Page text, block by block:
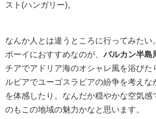
スト(ハンガリー)。
なんか人とは違うところに行ってみたい
ボーイにおすすめなのが、バルカン半島
チアでアドリア海のオシャレ風を浴びた
ルビアでユーゴスラビアの紛争を考えな
を体感したり。なんだか穏やかな空気感
のもこの地域の魅力かなと思います。